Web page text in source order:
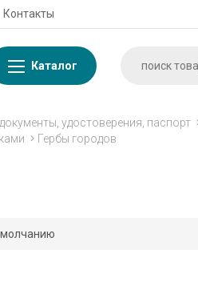
Контакты
Каталог
удостоверения, паспорт
Гербы городов